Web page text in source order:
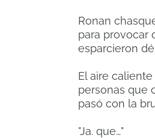
Ronan
para provocar
esparcieron
El aire
personas que
pasó con la
"Ja. que…"